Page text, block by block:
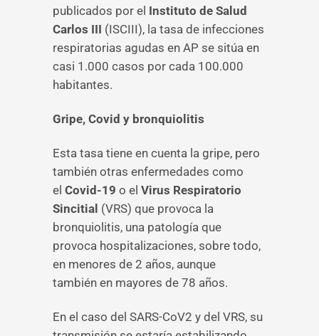
publicados por el Instituto de Salud
Carlos III (ISCIII), la tasa de infecciones
respiratorias agudas en AP se sitúa en
casi 1.000 casos por cada 100.000
habitantes.
Gripe, Covid y bronquiolitis
Esta tasa tiene en cuenta la gripe, pero
también otras enfermedades como
el Covid-19 o el Virus Respiratorio
Sincitial (VRS) que provoca la
bronquiolitis, una patología que
provoca hospitalizaciones, sobre todo,
en menores de 2 años, aunque
también en mayores de 78 años.
En el caso del SARS-CoV2 y del VRS, su